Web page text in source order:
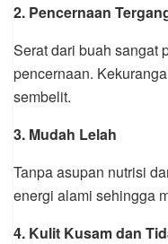
2. Pencernaan
Serat dari buah sangat
pencernaan.
sembelit.
3. Mudah Lelah
Tanpa asupan nutrisi
energi alami sehingga
4. Kulit Kusam dan